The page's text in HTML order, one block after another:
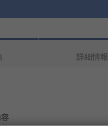
詳細情報